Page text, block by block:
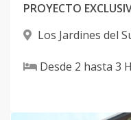
PROYECTO
Los Jardines del
Desde 2 hasta 3